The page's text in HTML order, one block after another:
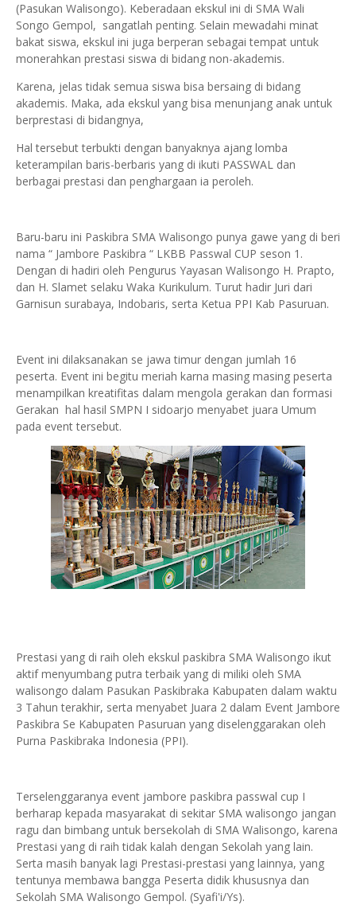
(Pasukan Walisongo). Keberadaan ekskul ini di SMA Wali
Songo Gempol, sangatlah penting. Selain mewadahi minat
bakat siswa, ekskul ini juga berperan sebagai tempat untuk
monerahkan prestasi siswa di bidang non-akademis.
Karena, jelas tidak semua siswa bisa bersaing di bidang
akademis. Maka, ada ekskul yang bisa menunjang anak untuk
berprestasi di bidangnya,
Hal tersebut terbukti dengan banyaknya ajang lomba
keterampilan baris-berbaris yang di ikuti PASSWAL dan
berbagai prestasi dan penghargaan ia peroleh.
Baru-baru ini Paskibra SMA Walisongo punya gawe yang di beri
nama “ Jambore Paskibra “ LKBB Passwal CUP seson 1.
Dengan di hadiri oleh Pengurus Yayasan Walisongo H. Prapto,
dan H. Slamet selaku Waka Kurikulum. Turut hadir Juri dari
Garnisun surabaya, Indobaris, serta Ketua PPI Kab Pasuruan.
Event ini dilaksanakan se jawa timur dengan jumlah 16
peserta. Event ini begitu meriah karna masing masing peserta
menampilkan kreatifitas dalam mengola gerakan dan formasi
Gerakan hal hasil SMPN I sidoarjo menyabet juara Umum
pada event tersebut.
Prestasi yang di raih oleh ekskul paskibra SMA Walisongo ikut
aktif menyumbang putra terbaik yang di miliki oleh SMA
walisongo dalam Pasukan Paskibraka Kabupaten dalam waktu
3 Tahun terakhir, serta menyabet Juara 2 dalam Event Jambore
Paskibra Se Kabupaten Pasuruan yang diselenggarakan oleh
Purna Paskibraka Indonesia (PPI).
Terselenggaranya event jambore paskibra passwal cup I
berharap kepada masyarakat di sekitar SMA walisongo jangan
ragu dan bimbang untuk bersekolah di SMA Walisongo, karena
Prestasi yang di raih tidak kalah dengan Sekolah yang lain.
Serta masih banyak lagi Prestasi-prestasi yang lainnya, yang
tentunya membawa bangga Peserta didik khususnya dan
Sekolah SMA Walisongo Gempol. (Syafi'i/Ys).